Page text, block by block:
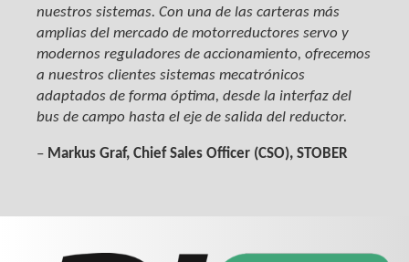
nuestros sistemas. Con una de las carteras más
amplias del mercado de motorreductores servo y
modernos reguladores de accionamiento, ofrecemos
a nuestros clientes sistemas mecatrónicos
adaptados de forma óptima, desde la interfaz del
bus de campo hasta el eje de salida del reductor.
– Markus Graf, Chief Sales Officer (CSO), STOBER